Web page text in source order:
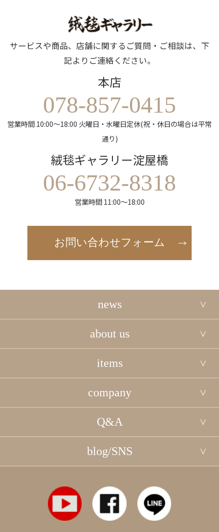
サービスや商品、店舗に関するご質問・ご相談は、下
記よりご連絡ください。
本店
078-857-0415
営業時間 10:00～18:00 火曜日・水曜日定休(祝・休日の場合は平常
通り)
絨毯ギャラリー淀屋橋
06-6732-8318
営業時間 11:00～18:00
お問い合わせフォーム
news
about us
items
company
Q&A
blog/SNS